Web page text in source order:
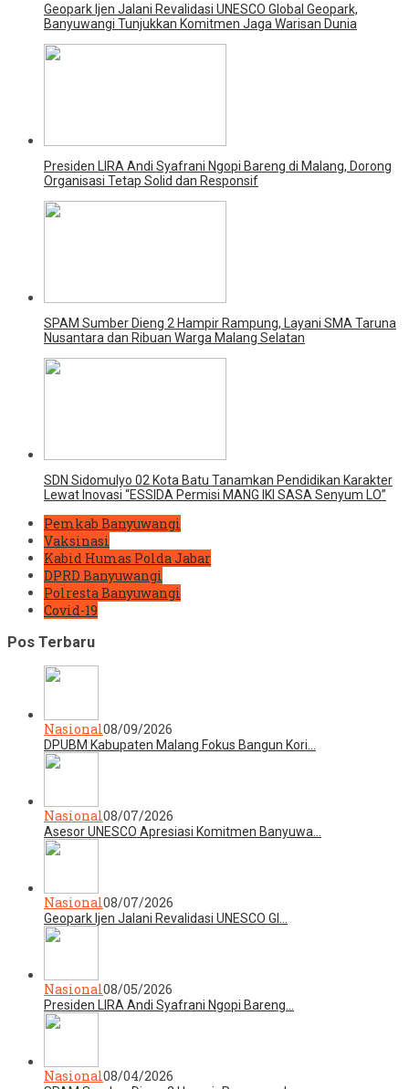
Geopark Ijen Jalani Revalidasi UNESCO Global Geopark,
Banyuwangi Tunjukkan Komitmen Jaga Warisan Dunia
Presiden LIRA Andi Syafrani Ngopi Bareng di Malang, Dorong
Organisasi Tetap Solid dan Responsif
SPAM Sumber Dieng 2 Hampir Rampung, Layani SMA Taruna
Nusantara dan Ribuan Warga Malang Selatan
SDN Sidomulyo 02 Kota Batu Tanamkan Pendidikan Karakter
Lewat Inovasi “ESSIDA Permisi MANG IKI SASA Senyum LO”
Pemkab Banyuwangi
Vaksinasi
Kabid Humas Polda Jabar
DPRD Banyuwangi
Polresta Banyuwangi
Covid-19
Pos Terbaru
Nasional08/09/2026
DPUBM Kabupaten Malang Fokus Bangun Kori…
Nasional08/07/2026
Asesor UNESCO Apresiasi Komitmen Banyuwa…
Nasional08/07/2026
Geopark Ijen Jalani Revalidasi UNESCO Gl…
Nasional08/05/2026
Presiden LIRA Andi Syafrani Ngopi Bareng…
Nasional08/04/2026